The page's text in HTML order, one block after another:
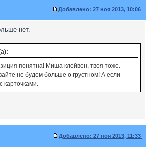
Добавлено: 27 ноя 2013, 10:06
нет.
понятна! Миша клейвен, твоя тоже.
не будем больше о грустном! А если
карточками.
Добавлено: 27 ноя 2013, 11:33